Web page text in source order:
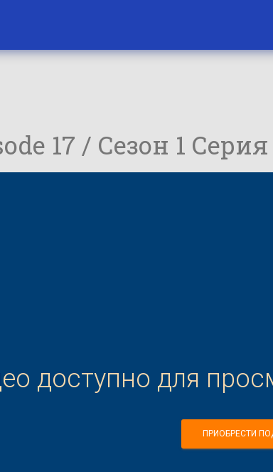
17 / Сезон 1 Серия
доступно для
ПРИОБРЕСТИ